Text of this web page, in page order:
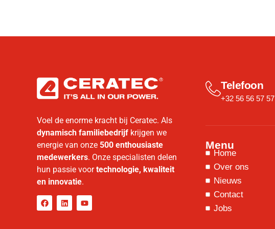
Voel de enorme kracht bij Ceratec. Als
dynamisch familiebedrijf krijgen we
energie van onze 500 enthousiaste
medewerkers. Onze specialisten delen
hun passie voortechnologie, kwaliteit
en innovatie.
Telefoon
+32 56 56 57 57
Menu
Home
Over ons
Nieuws
Contact
Jobs